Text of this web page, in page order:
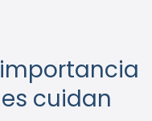
importancia
cuidan